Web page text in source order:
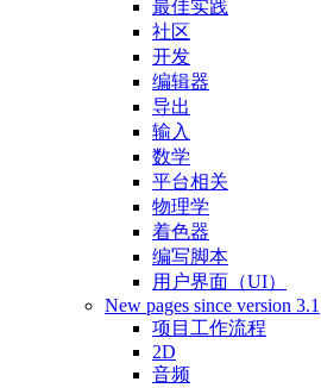
最佳实践
社区
开发
编辑器
导出
输入
数学
平台相关
物理学
着色器
编写脚本
用户界面（UI）
New pages since version 3.1
项目工作流程
2D
音频